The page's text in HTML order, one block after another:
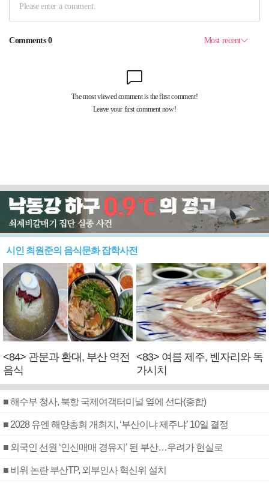
시인 최원준의 음식문화 잡학사전
<84> 관문과 환대, 부산 역전
음식
<83> 여름 제주, 벤자리와 독
가시치
■ 해수부 청사, 북항 국제여객터미널 옆에 선다(종합)
■ 2028 유엔 해양총회 개최지, ‘부산이냐 제주냐’ 10일 결정
■ 외국인 선원 ‘인신매매 경유지’ 된 부산…우려가 현실로
■ 비위 논란 부산TP, 외부인사 혁신위 설치